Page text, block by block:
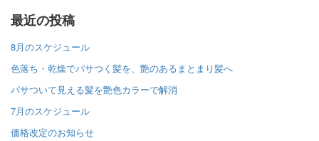
最近の投稿
8月のスケジュール
色落ち・乾燥でパサつく髪を、艶のあるまとまり髪へ
パサついて見える髪を艶色カラーで解消
7月のスケジュール
価格改定のお知らせ